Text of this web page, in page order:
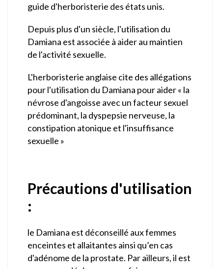
guide d'herboristerie des états unis.
Depuis plus d'un siècle, l'utilisation du
Damiana est associée à aider au maintien
de l'activité sexuelle.
L'herboristerie anglaise cite des allégations
pour l'utilisation du Damiana pour aider « la
névrose d'angoisse avec un facteur sexuel
prédominant, la dyspepsie nerveuse, la
constipation atonique et l'insuffisance
sexuelle »
Précautions d'utilisation
:
le Damiana est déconseillé aux femmes
enceintes et allaitantes ainsi qu’en cas
d'adénome de la prostate. Par ailleurs, il est